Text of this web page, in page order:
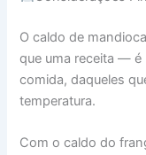
O caldo de
que uma receita — é
comida, daqueles
temperatura.
Com o caldo do